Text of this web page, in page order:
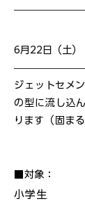
6月22日（土）
ジェットセメ
の型に流し込
ります（固ま
■対象：
小学生